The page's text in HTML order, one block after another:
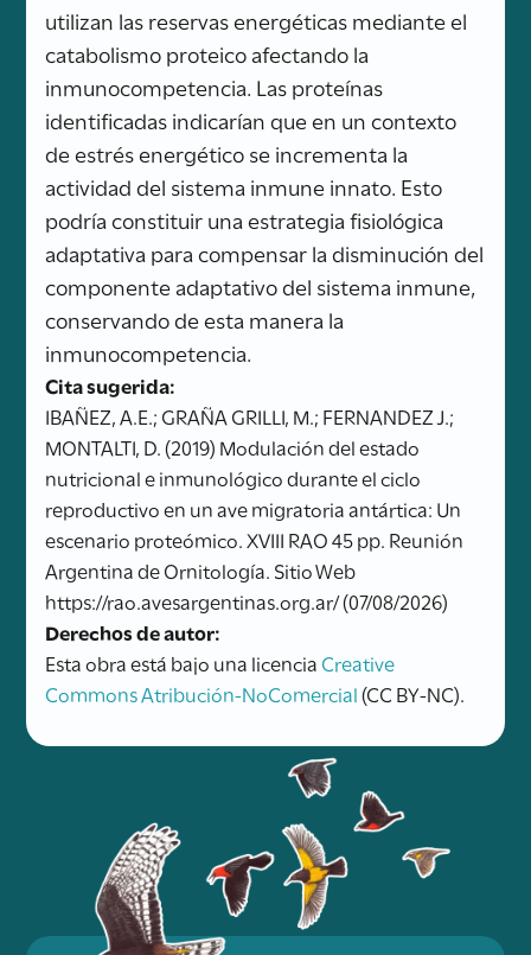
utilizan las reservas energéticas mediante el
catabolismo proteico afectando la
inmunocompetencia. Las proteínas
identificadas indicarían que en un contexto
de estrés energético se incrementa la
actividad del sistema inmune innato. Esto
podría constituir una estrategia fisiológica
adaptativa para compensar la disminución del
componente adaptativo del sistema inmune,
conservando de esta manera la
inmunocompetencia.
Cita sugerida:
IBAÑEZ, A.E.; GRAÑA GRILLI, M.; FERNANDEZ J.;
MONTALTI, D. (2019) Modulación del estado
nutricional e inmunológico durante el ciclo
reproductivo en un ave migratoria antártica: Un
escenario proteómico. XVIII RAO 45 pp. Reunión
Argentina de Ornitología. Sitio Web
https://rao.avesargentinas.org.ar/ (07/08/2026)
Derechos de autor:
Esta obra está bajo una licencia Creative
Commons Atribución-NoComercial(CC BY-NC).